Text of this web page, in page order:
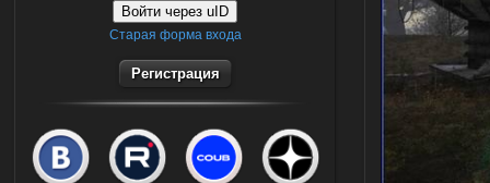
Войти через uID
Старая форма входа
Регистрация